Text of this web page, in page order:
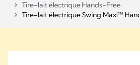
Tire-lait électrique Hands-Free
Tire-lait électrique Swing Maxi™